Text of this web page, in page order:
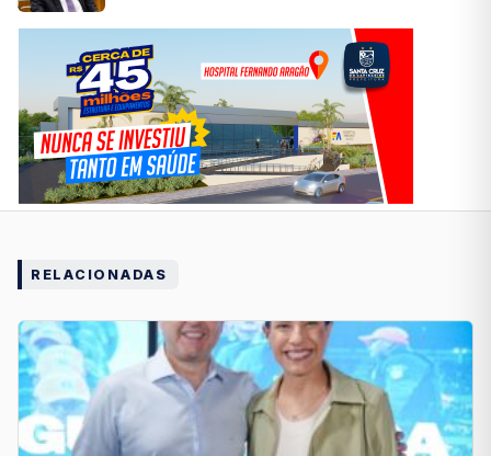
RELACIONADAS